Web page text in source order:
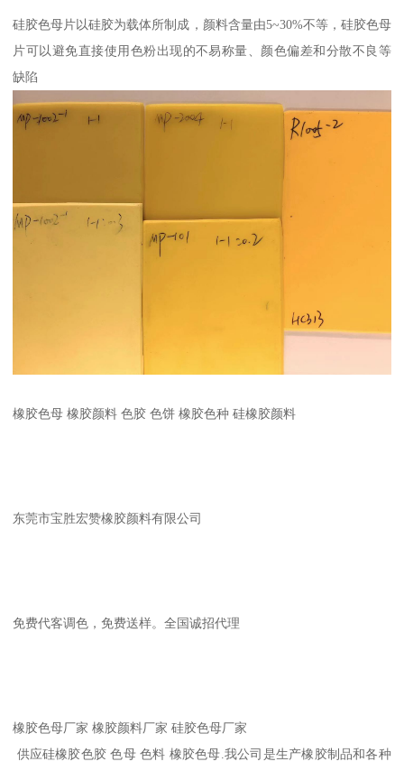
硅胶色母片以硅胶为载体所制成，颜料含量由5~30%不等，硅胶色母
片可以避免直接使用色粉出现的不易称量、颜色偏差和分散不良等
缺陷
橡胶色母 橡胶颜料 色胶 色饼 橡胶色种 硅橡胶颜料
东莞市宝胜宏赞橡胶颜料有限公司
免费代客调色，免费送样。全国诚招代理
橡胶色母厂家 橡胶颜料厂家 硅胶色母厂家
供应硅橡胶色胶 色母 色料 橡胶色母.我公司是生产橡胶制品和各种